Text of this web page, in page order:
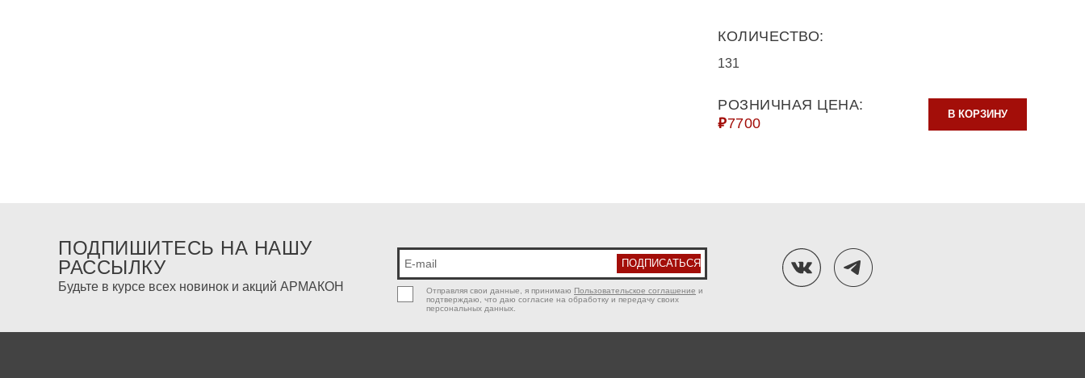
КОЛИЧЕСТВО:
131
РОЗНИЧНАЯ ЦЕНА:
₽7700
В КОРЗИНУ
ПОДПИШИТЕСЬ НА НАШУ
РАССЫЛКУ
Будьте в курсе всех новинок и акций АРМАКОН Отправляя свои данные, я принимаю Пользовательское соглашение и
подтверждаю, что даю согласие на обработку и передачу своих
персональных данных.